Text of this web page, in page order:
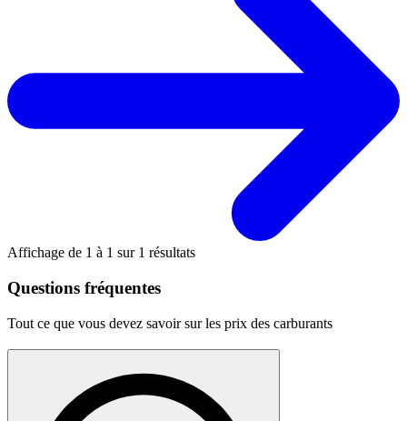
Affichage de 1 à 1 sur 1 résultats
Questions fréquentes
Tout ce que vous devez savoir sur les prix des carburants